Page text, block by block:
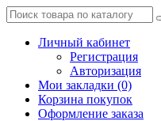
Личный кабинет
Регистрация
Авторизация
Мои закладки (0)
Корзина покупок
Оформление заказа